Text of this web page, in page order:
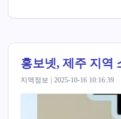
홍보넷, 제주 지역
지역정보 | 2025-10-16 10:16:39